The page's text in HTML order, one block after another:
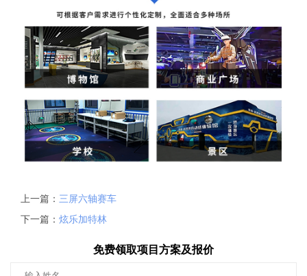
上一篇： 三屏六轴赛车
下一篇： 炫乐加特林
免费领取项目方案及报价